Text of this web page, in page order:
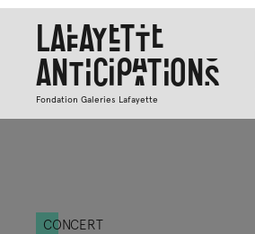
Lafayette
Anticipations
Fondation Galeries Lafayette
CONCERT